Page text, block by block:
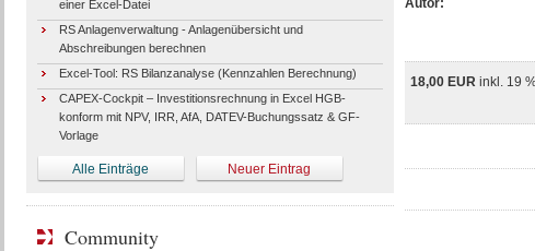
Autor:
18,00 EUR inkl. 19
einer Excel-Datei
RS Anlagenverwaltung - Anlagenübersicht und
Abschreibungen berechnen
Excel-Tool: RS Bilanzanalyse (Kennzahlen Berechnung)
CAPEX-Cockpit – Investitionsrechnung in Excel HGB-
konform mit NPV, IRR, AfA, DATEV-Buchungssatz & GF-
Vorlage
Alle Einträge Neuer Eintrag
Community